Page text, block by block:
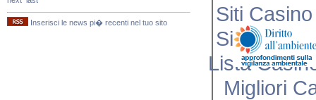
Inserisci le news pi� recenti nel tuo sito
Siti
Siti
Lista
Migliori